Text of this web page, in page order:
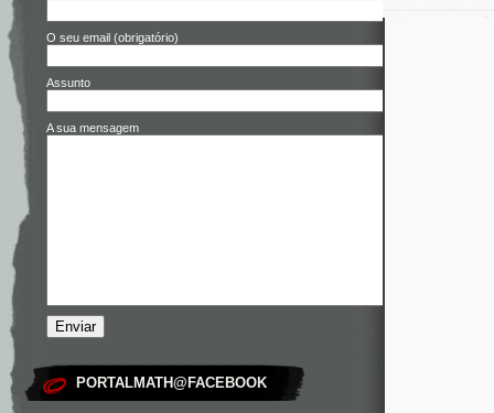
O seu email (obrigatório)
Assunto
A sua mensagem
PORTALMATH@FACEBOOK